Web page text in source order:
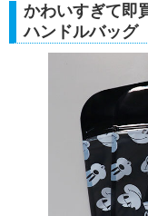
かわいすぎて即
ハンドルバッグ